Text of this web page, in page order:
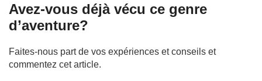
Avez-vous déjà vécu ce genre
d’aventure?
Faites-nous part de vos expériences et conseils et
commentez cet article.